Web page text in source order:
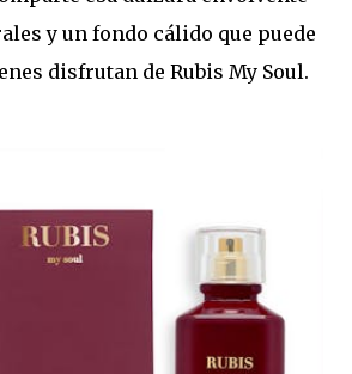
y un fondo cálido que puede
disfrutan de Rubis My Soul.